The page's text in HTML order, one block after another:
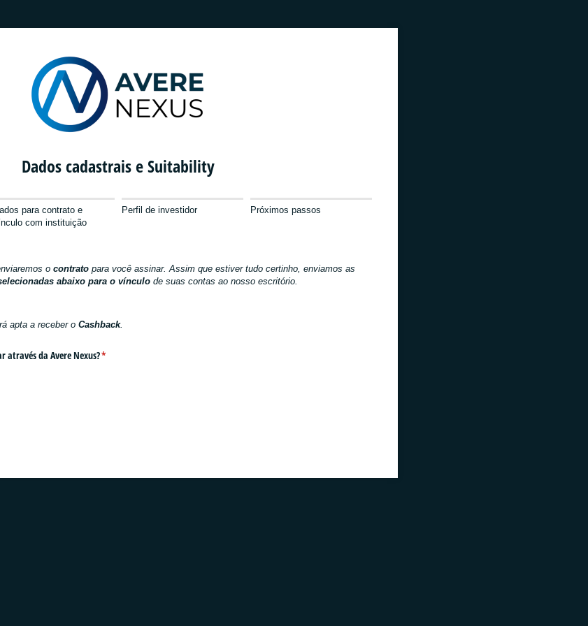
Dados cadastrais e Suitability
para contrato e
com instituição
Perfil de investidor Próximos passos
o contrato para você assinar. Assim que estiver tudo certinho, enviamos as
abaixo para o vínculode suas contas ao nosso escritório.
apta a receber o Cashback.
através da Avere Nexus?*
(obrigatório)